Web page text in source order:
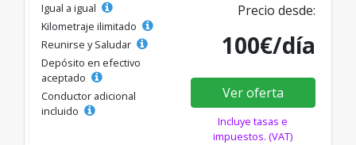
Igual a igual
Kilometraje ilimitado
Reunirse y Saludar
Depósito en efectivo
aceptado
Conductor adicional
incluido
Precio desde:
100€/día
Ver oferta
Incluye tasas e
impuestos. (VAT)